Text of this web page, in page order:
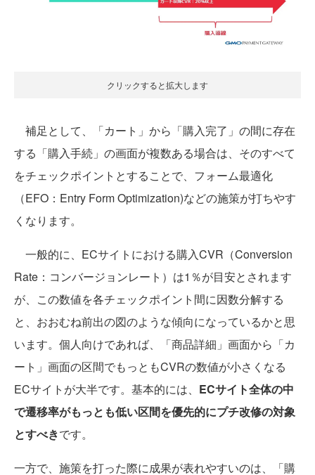
クリックすると拡大します
補足として、「カート」から「購入完了」の間に存在
する「購入手続」の画面が複数ある場合は、そのすべて
をチェックポイントとすることで、フォーム最適化
（EFO：Entry Form Optimization)などの施策が打ちやす
くなります。
一般的に、ECサイトにおける購入CVR（Conversion
Rate：コンバージョンレート）は1％が目安とされます
が、この数値を各チェックポイント間に因数分解する
と、おおむね前出の図のような傾向になっているかと思
います。個人向けであれば、「商品詳細」画面から「カ
ート」画面の区間でもっともCVRの数値が小さくなる
ECサイトが大半です。基本的には、 ECサイト全体の中
で遷移率がもっとも低い区間を優先的にプチ改修の対象
とすべきです。
一方で、施策を打った際に成果が表れやすいのは、「購